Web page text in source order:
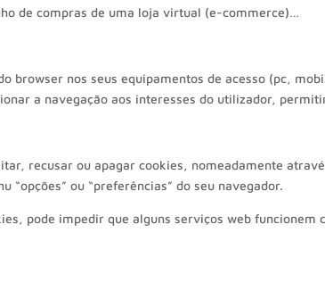
de compras de uma loja virtual (e-commerce)…
browser nos seus equipamentos de acesso (pc,
a navegação aos interesses do utilizador,
recusar ou apagar cookies, nomeadamente
“opções” ou “preferências” do seu navegador.
pode impedir que alguns serviços web